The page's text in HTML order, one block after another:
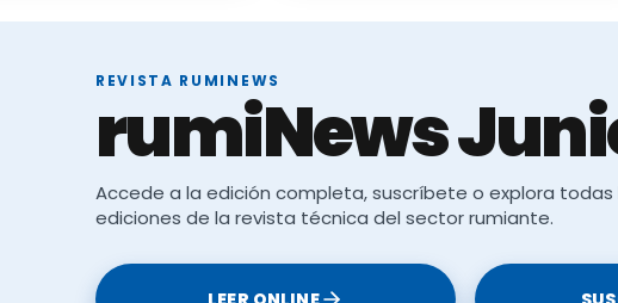
REVISTA RUMINEWS
rumiNews
Accede a la edición completa, suscríbete o explora todas
ediciones de la revista técnica del sector rumiante.